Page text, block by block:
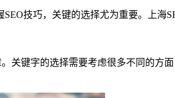
技巧，关键的选择尤为重要。上海
键字的选择需要考虑很多不同的方